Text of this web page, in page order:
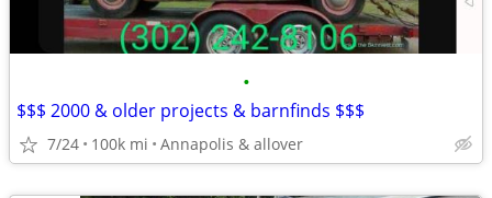
•
$$$ 2000 & older projects & barnfinds $$$
7/24 100k mi Annapolis & allover